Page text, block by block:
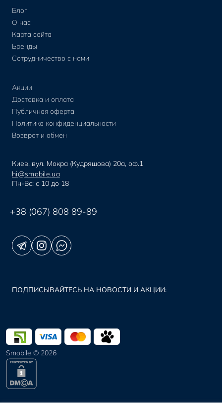
Блог
О нас
Карта сайта
Бренды
Сотрудничество с нами
Акции
Доставка и оплата
Публичная оферта
Политика конфиденциальности
Возврат и обмен
Киев, вул. Мокра (Кудряшова) 20а, оф.1
hi@smobile.ua
Пн-Вс: с 10 до 18
+38 (067) 808 89-89
ПОДПИСЫВАЙТЕСЬ НА НОВОСТИ И АКЦИИ:
Smobile © 2026